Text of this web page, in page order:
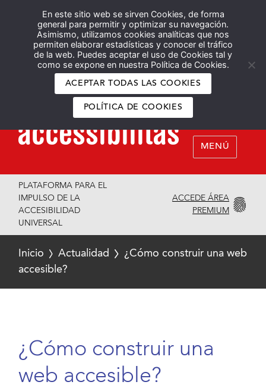
En este sitio web se sirven Cookies, de forma
general para permitir y optimizar su navegación.
Asimismo, utilizamos cookies analíticas que nos
permiten elaborar estadísticas y conocer el tráfico
de la web. Puedes aceptar el uso de Cookies tal y
como se expone en nuestra Política de Cookies.
ACEPTAR TODAS LAS COOKIES
POLÍTICA DE COOKIES
Español English
MENÚ
PLATAFORMA PARA EL
IMPULSO DE LA
ACCESIBILIDAD
UNIVERSAL
ACCEDE ÁREA
PREMIUM
Inicio Actualidad
¿Cómo construir una web
accesible?
¿Cómo construir una
web accesible?